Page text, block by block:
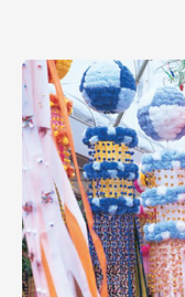
７. 申込時点です
８. ふるさと納税
【お礼の品お届け
お礼の品お届け完
と、お礼の品発送
す。
９. 仙台市外在住の
仙台市在住の方に
10. ゴールデンウ
の期間中は寄附金
ざいます。